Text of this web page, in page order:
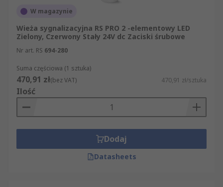
W magazynie
Wieża sygnalizacyjna RS PRO 2 -elementowy LED
Zielony, Czerwony Stały 24V dc Zaciski śrubowe
Nr art. RS 694-280
Suma częściowa (1 sztuka)
470,91 zł(bez VAT) 470,91 zł/sztuka
Ilość
Dodaj
Datasheets